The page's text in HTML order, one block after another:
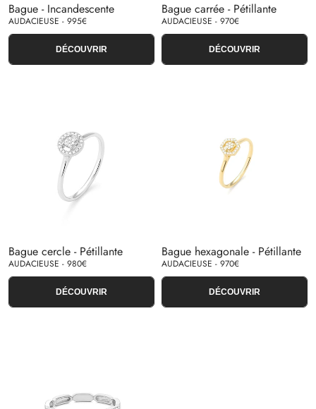
Bague - Incandescente
AUDACIEUSE - 995€
DÉCOUVRIR
Bague carrée - Pétillante
AUDACIEUSE - 970€
DÉCOUVRIR
Bague cercle - Pétillante
AUDACIEUSE - 980€
DÉCOUVRIR
Bague hexagonale - Pétillante
AUDACIEUSE - 970€
DÉCOUVRIR